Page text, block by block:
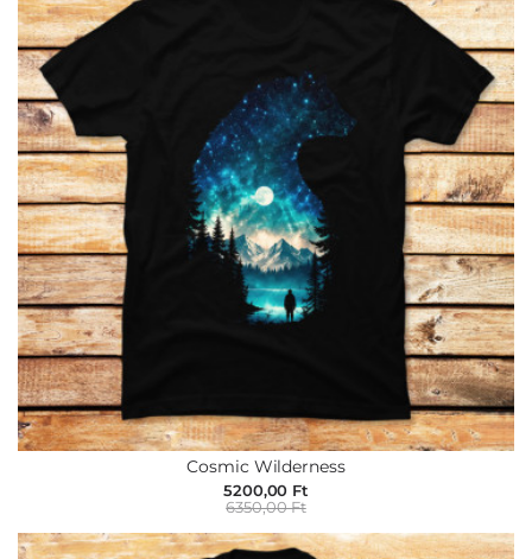
Cosmic Wilderness
5200,00 Ft
6350,00 Ft